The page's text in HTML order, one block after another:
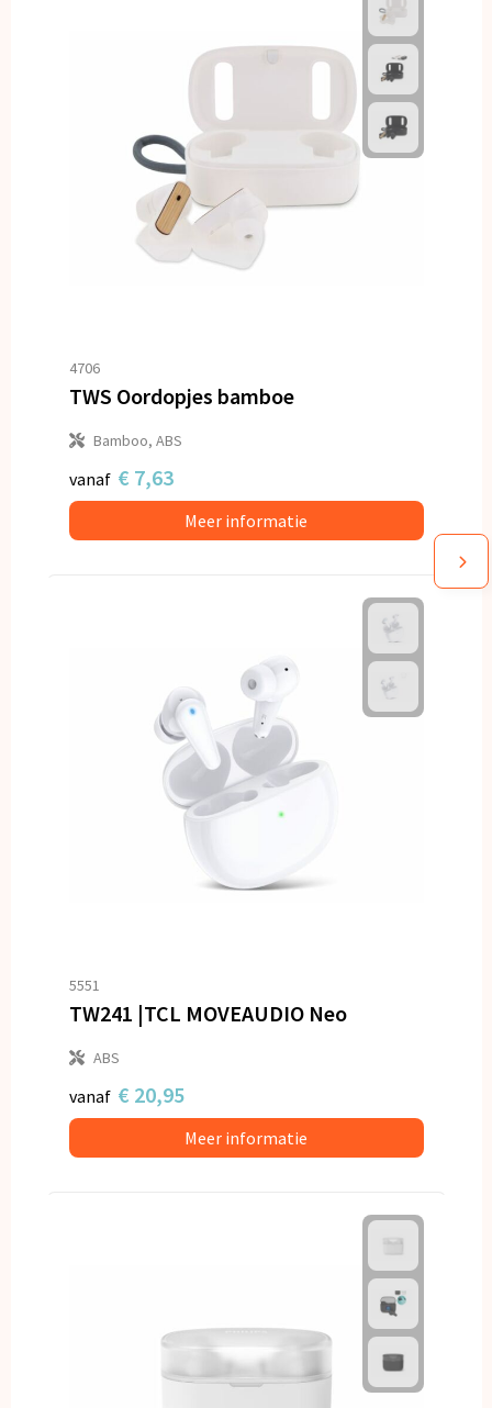
4706
TWS Oordopjes bamboe
Bamboo, ABS
vanaf € 7,63
Meer informatie
5551
TW241 |TCL MOVEAUDIO Neo
ABS
vanaf € 20,95
Meer informatie